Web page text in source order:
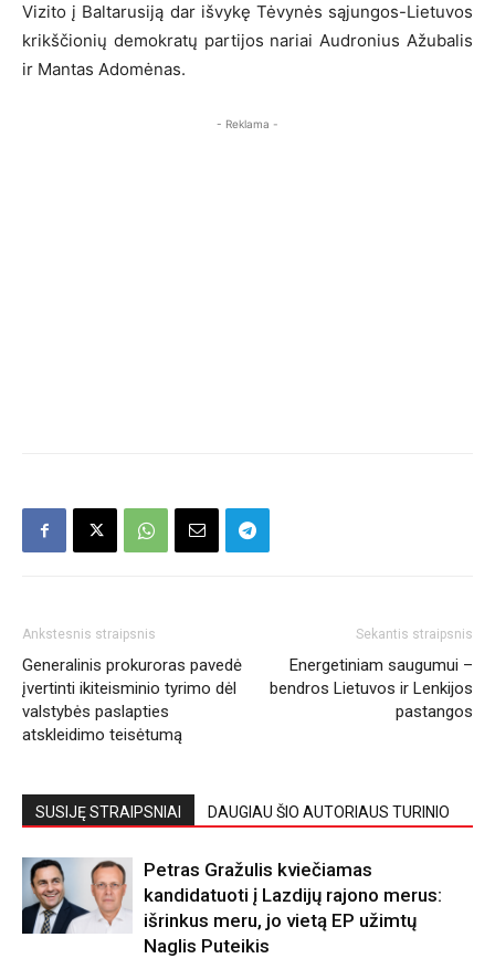
Vizito į Baltarusiją dar išvykę Tėvynės sąjungos-Lietuvos
krikščionių demokratų partijos nariai Audronius Ažubalis
ir Mantas Adomėnas.
- Reklama -
Ankstesnis straipsnis
Generalinis prokuroras pavedė
įvertinti ikiteisminio tyrimo dėl
valstybės paslapties
atskleidimo teisėtumą
Sekantis straipsnis
Energetiniam saugumui –
bendros Lietuvos ir Lenkijos
pastangos
SUSIJĘ STRAIPSNIAI DAUGIAU ŠIO AUTORIAUS TURINIO
Petras Gražulis kviečiamas
kandidatuoti į Lazdijų rajono merus:
išrinkus meru, jo vietą EP užimtų
Naglis Puteikis